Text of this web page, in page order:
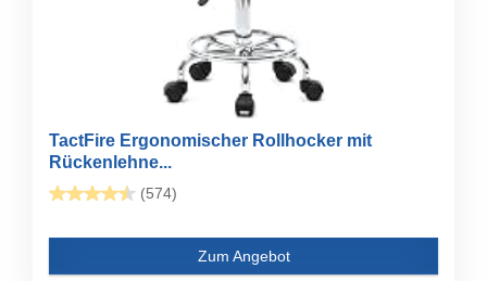
TactFire Ergonomischer Rollhocker mit
Rückenlehne...
(574)
Zum Angebot